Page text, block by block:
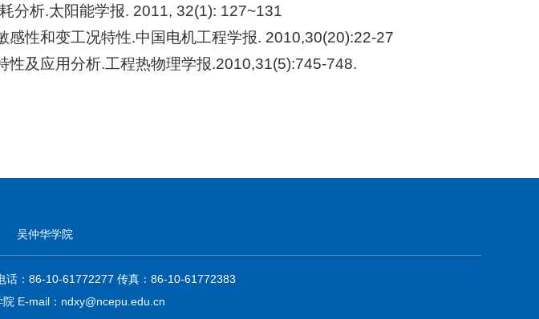
分析.太阳能学报. 2011, 32(1): 127~131
感性和变工况特性.中国电机工程学报. 2010,30(20):22-27
性及应用分析.工程热物理学报.2010,31(5):745-748.
吴仲华学院
话：86-10-61772277 传真：86-10-61772383
E-mail：ndxy@ncepu.edu.cn